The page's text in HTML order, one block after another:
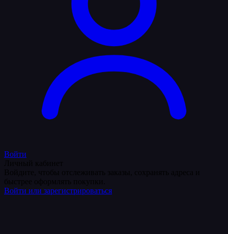
Войти
Войти или зарегистрироваться